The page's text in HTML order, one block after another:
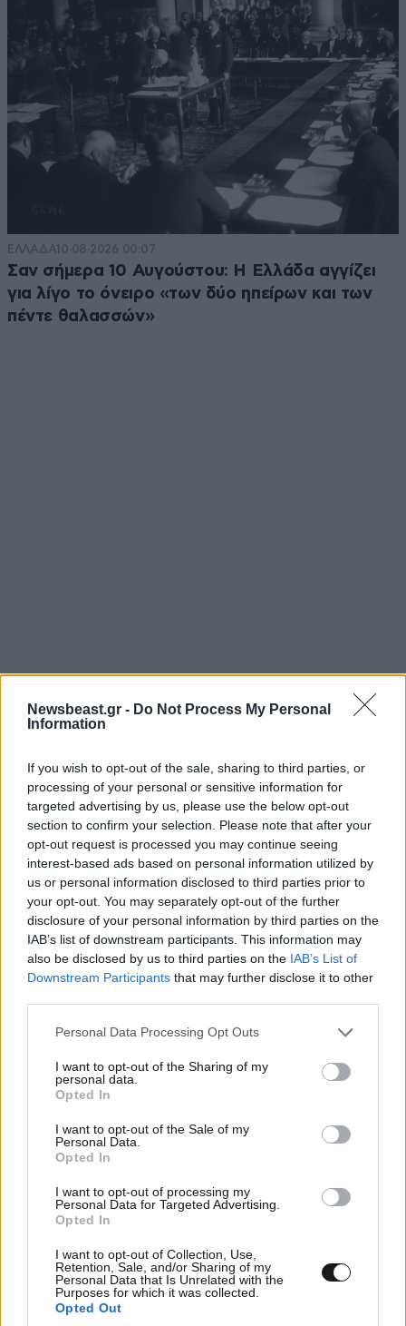
Newsbeast.gr - Do Not Process My Personal
Information
If you wish to opt-out of the sale, sharing to third parties, or
processing of your personal or sensitive information for
targeted advertising by us, please use the below opt-out
section to confirm your selection. Please note that after your
opt-out request is processed you may continue seeing
interest-based ads based on personal information utilized by
us or personal information disclosed to third parties prior to
your opt-out. You may separately opt-out of the further
disclosure of your personal information by third parties on the
IAB’s list of downstream participants. This information may
also be disclosed by us to third parties on the IAB’s List of
Downstream Participants that may further disclose it to other
Please note that this website/app uses one or more Google
not limited to your visit or usage behaviour. You may click to
grant or deny consent to Google and its third-party tags to
use your data for below specified purposes in below Google
consent section.
Personal Data Processing Opt Outs
I want to opt-out of the Sharing of my
personal data.
Opted In
I want to opt-out of the Sale of my
Personal Data.
Opted In
I want to opt-out of processing my
Personal Data for Targeted Advertising.
Opted In
I want to opt-out of Collection, Use,
Retention, Sale, and/or Sharing of my
Personal Data that Is Unrelated with the
Purposes for which it was collected.
Opted Out
ΕΛΛΑΔΑ10·08·2026 00:07
Σαν σήμερα 10 Αυγούστου: Η Ελλάδα αγγίζει
για λίγο το όνειρο «των δύο ηπείρων και των
πέντε θαλασσών»
09·08·2026 21:00
Πού να φυλάτε τα κοσμήματά σας στο σπίτι για
να είναι ασφαλή – Οι λύσεις που αξίζει να